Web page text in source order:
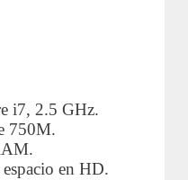
i7, 2.5 GHz.
750M.
en HD.